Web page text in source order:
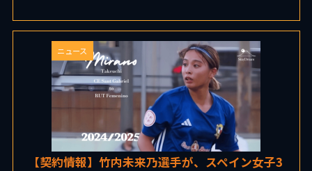
ニュース
【契約情報】竹内未来乃選手が、スペイン女子3